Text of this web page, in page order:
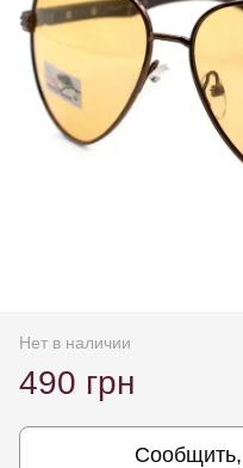
Нет в наличии
490 грн
Сообщить,